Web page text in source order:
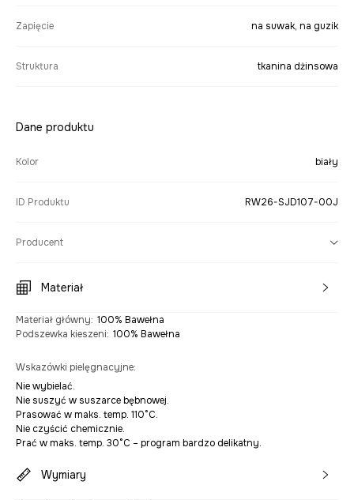
Zapięcie na suwak, na guzik
Struktura tkanina dżinsowa
Dane produktu
Kolor biały
ID Produktu RW26-SJD107-00J
Producent
Materiał
Materiał główny: 100% Bawełna
Podszewka kieszeni: 100% Bawełna
Wskazówki pielęgnacyjne:
Nie wybielać.
Nie suszyć w suszarce bębnowej.
Prasować w maks. temp. 110°C.
Nie czyścić chemicznie.
Prać w maks. temp. 30°C – program bardzo delikatny.
Wymiary